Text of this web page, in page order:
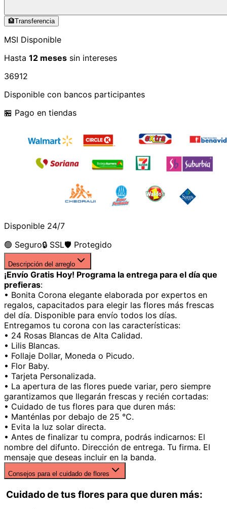
🏦Transferencia
MSI Disponible
Hasta 12 meses sin intereses
36912
Disponible con bancos participantes
🏪 Pago en tiendas
Disponible 24/7
🟢 Seguro🔒 SSL🛡️ Protegido
Descripción del arreglo
¡Envío Gratis Hoy! Programa la entrega para el día que
prefieras:
• Bonita Corona elegante elaborada por expertos en
regalos, capacitados para elegir las flores más frescas
del día. Disponible para envío todos los días.
Entregamos tu corona con las características:
• 24 Rosas Blancas de Alta Calidad.
• Lilis Blancas.
• Follaje Dollar, Moneda o Picudo.
• Flor Baby.
• Tarjeta Personalizada.
• La apertura de las flores puede variar, pero siempre
garantizamos que llegarán frescas y recién cortadas:
• Cuidado de tus flores para que duren más:
• Manténlas por debajo de 25 °C.
• Evita la luz solar directa.
• Antes de finalizar tu compra, podrás indicarnos: El
nombre del difunto. Dirección de entrega. Tu firma. El
mensaje que deseas incluir en la banda.
Consejos para el cuidado de flores
Cuidado de tus flores para que duren más: